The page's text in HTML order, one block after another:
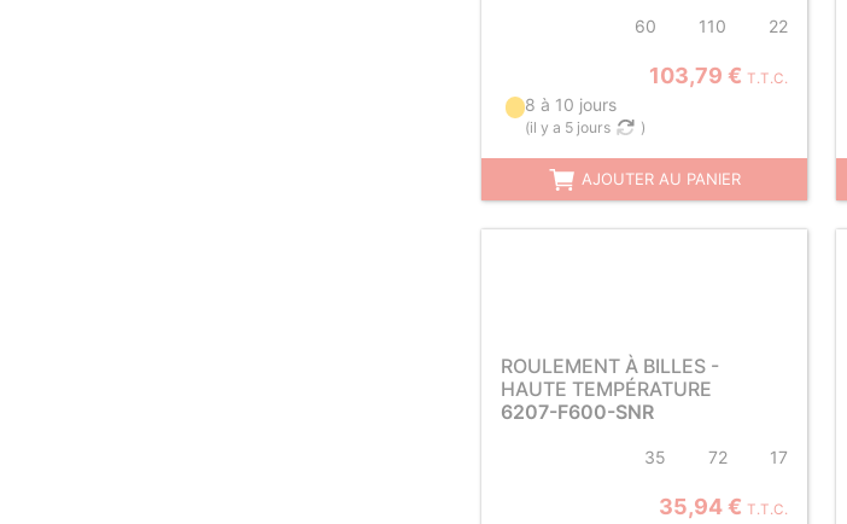
60 110 22
103,79 € T.T.C.
8 à 10 jours
(il y a 5 jours )
AJOUTER AU PANIER
ROULEMENT À BILLES -
HAUTE TEMPÉRATURE
6207-F600-SNR
35 72 17
35,94 € T.T.C.